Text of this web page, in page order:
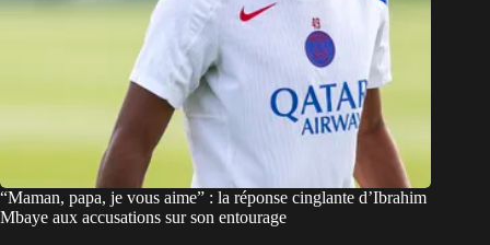
“Maman, papa, je vous aime” : la réponse cinglante d’Ibrahim
Mbaye aux accusations sur son entourage